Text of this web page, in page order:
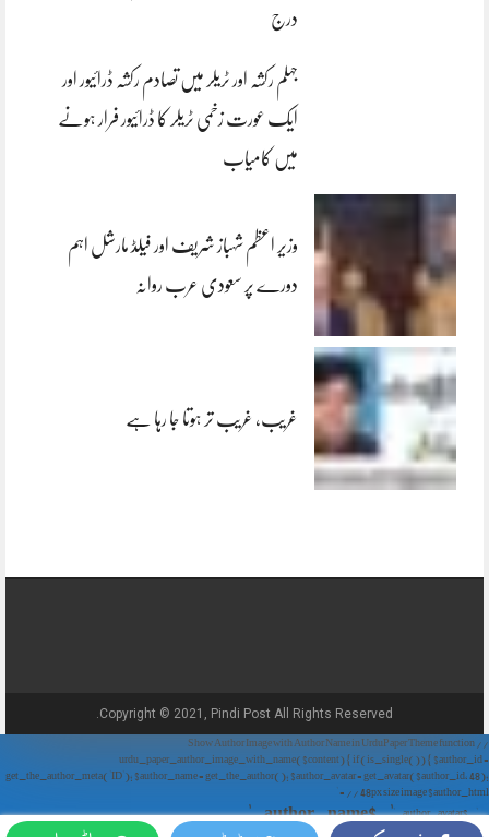
درج
جہلم رکشہ اور ٹریلر میں تصادم رکشہ ڈرائیور اور
ایک عورت زخمی ٹریلر کا ڈرائیور فرار ہونے
میں کامیاب
وزیر اعظم شہباز شریف اور فیلڈ مارشل اہم
دورے پر سعودی عرب روانہ
غریب، غریب تر ہوتا جا رہا ہے
Copyright © 2021, Pindi Post All Rights Reserved.
// Show Author Image with Author Name in UrduPaper Theme function
urdu_paper_author_image_with_name($content) { if (is_single()) { $author_id =
get_the_author_meta('ID'); $author_name = get_the_author(); $author_avatar = get_avatar($author_id, 48);
// 48px size image $author_html = '
' . $author_avatar . '
' . $author_name . '